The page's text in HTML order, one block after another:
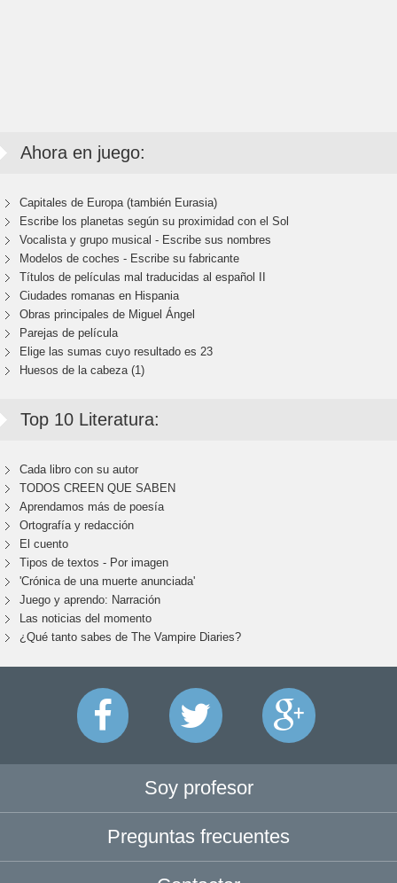
Ahora en juego:
Capitales de Europa (también Eurasia)
Escribe los planetas según su proximidad con el Sol
Vocalista y grupo musical - Escribe sus nombres
Modelos de coches - Escribe su fabricante
Títulos de películas mal traducidas al español II
Ciudades romanas en Hispania
Obras principales de Miguel Ángel
Parejas de película
Elige las sumas cuyo resultado es 23
Huesos de la cabeza (1)
Top 10 Literatura:
Cada libro con su autor
TODOS CREEN QUE SABEN
Aprendamos más de poesía
Ortografía y redacción
El cuento
Tipos de textos - Por imagen
'Crónica de una muerte anunciada'
Juego y aprendo: Narración
Las noticias del momento
¿Qué tanto sabes de The Vampire Diaries?
Soy profesor
Preguntas frecuentes